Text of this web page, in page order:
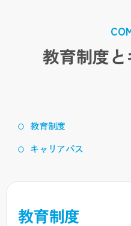
教育制度
教育制度
キャリアパス
教育制度